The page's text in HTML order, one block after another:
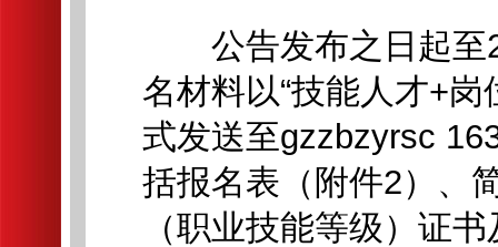
公告发布之日起至
名材料以“技能人才+
式发送至gzzbzyrsc
括报名表（附件2）、
（职业技能等级）证